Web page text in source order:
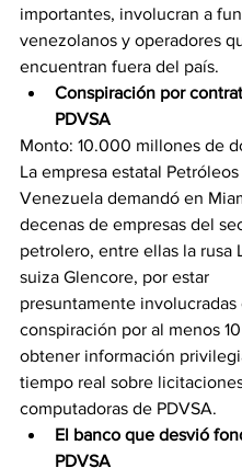
importantes, involucran a
venezolanos y operadores
encuentran fuera del país.
Conspiración por
PDVSA
Monto: 10.000 millones de
La empresa estatal
Venezuela demandó en
decenas de empresas del
petrolero, entre ellas la rusa
suiza Glencore, por estar
presuntamente involucradas
conspiración por al menos
obtener información
tiempo real sobre
computadoras de PDVSA.
El banco que desvió
PDVSA